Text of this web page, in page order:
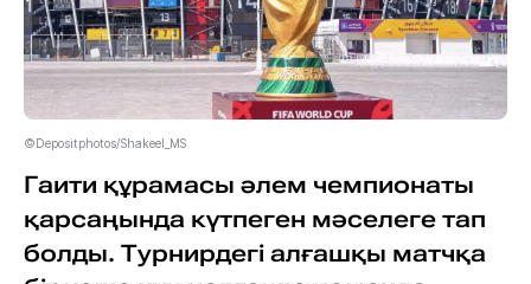
©Depositphotos/Shakeel_MS
Гаити құрамасы әлем чемпионаты
қарсаңында күтпеген мәселеге тап
болды. Турнирдегі алғашқы матчқа